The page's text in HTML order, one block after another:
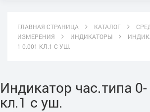
ГЛАВНАЯ СТРАНИЦА КАТАЛОГ
ИЗМЕРЕНИЯ
ИНДИКАТОРЫ
1 0.001 КЛ.1 С УШ.
Индикатор час.типа 0-
кл.1 с уш.